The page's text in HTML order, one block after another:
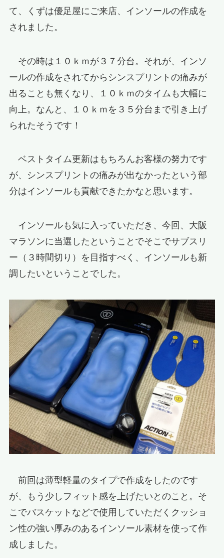
て、くずは優足屋にご来店、インソールの作成を
されました。
その時は１０ｋｍが３７分台。それが、インソ
ールの作成をされてからシンスプリントの痛みが
出ることも無くなり、１０ｋｍのタイムも大幅に
向上。なんと、１０ｋｍを３５分台まで引き上げ
られたそうです！
ベストタイム更新はもちろんお客様の努力です
が、シンスプリントの痛みが出なかったという部
分はインソールも貢献できたかなと思います。
インソールも気に入っていただき、今回、大阪
マラソンに当選したということでそこでサブスリ
ー（３時間切り）を目指すべく、インソールも新
調したいということでした。
前回は薄型軽量のタイプで作成をしたのです
が、もう少しフィット感を上げたいとのこと。そ
こでバスケットなどで使用していただくクッショ
ン性の強い厚みのあるインソール素材を使って作
成しました。